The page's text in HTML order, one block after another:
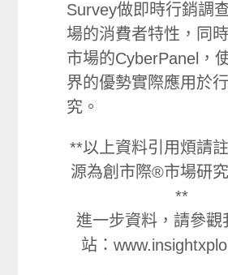
Survey做即時行銷調
場的消費者特性，同
市場的CyberPanel，
界的優勢實際應用於
究。
**以上資料引用煩請
源為創市際®市場研
**
進一步資料，請參觀
站：